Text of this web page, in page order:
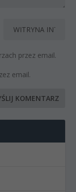
przez email.
email.